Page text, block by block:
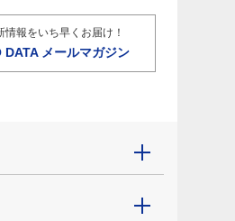
情報をいち早くお届け！
DATA メールマガジン